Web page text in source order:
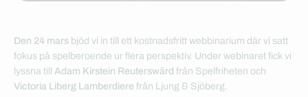
Den 24 mars bjöd vi in till ett kostnadsfritt webbinarium där vi satt
fokus på spelberoende ur flera perspektiv. Under webinaret fick vi
lyssna till Adam Kirstein Reuterswärd från Spelfriheten och
Victoria Liberg Lamberdiere från Ljung & Sjöberg.